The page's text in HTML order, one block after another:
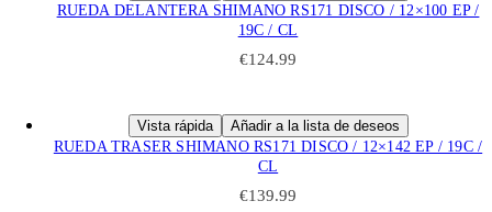
RUEDA DELANTERA SHIMANO RS171 DISCO / 12×100 EP /
19C / CL
€124.99
Vista rápida
Añadir a la lista de deseos
RUEDA TRASER SHIMANO RS171 DISCO / 12×142 EP / 19C /
CL
€139.99